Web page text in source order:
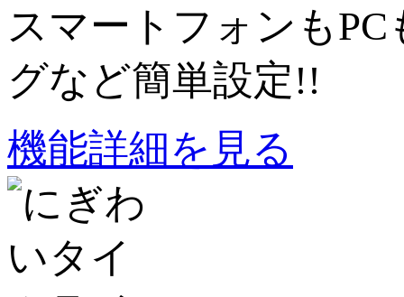
スマートフォンも
グなど簡単設定!!
機能詳細を見る